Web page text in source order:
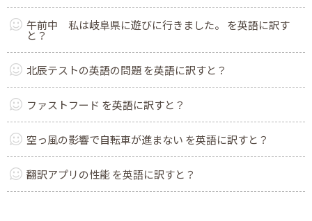
午前中 私は岐阜県に遊びに行きました。 を英語に訳す
と？
北辰テストの英語の問題 を英語に訳すと？
ファストフード を英語に訳すと？
空っ風の影響で自転車が進まない を英語に訳すと？
翻訳アプリの性能 を英語に訳すと？